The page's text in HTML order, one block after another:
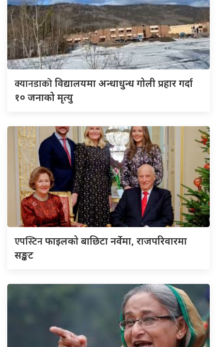
क्यानडाकोविद्यालयमा अन्धाधुन्ध गोली प्रहार गर्दा
१० जनाको मृत्यु
एपस्टिनफाइलको बाछिटा नर्वेमा, राजपरिवारमा
सङ्कट